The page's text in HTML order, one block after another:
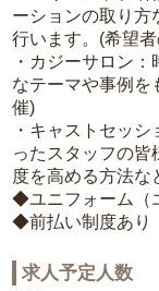
ーションの取り方
行います。(希望
・カジーサロン
なテーマや事例を
催)
・キャストセッ
ったスタッフの皆
度を高める方法な
◆ユニフォーム（
◆前払い制度あり
求人予定人数